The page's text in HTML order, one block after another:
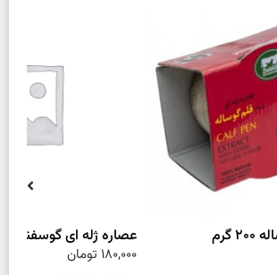
عصاره ژله ای گوسفند 200 گرم
180,000 تومان